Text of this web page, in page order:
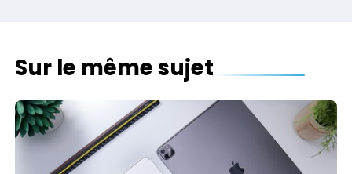
Sur le même sujet